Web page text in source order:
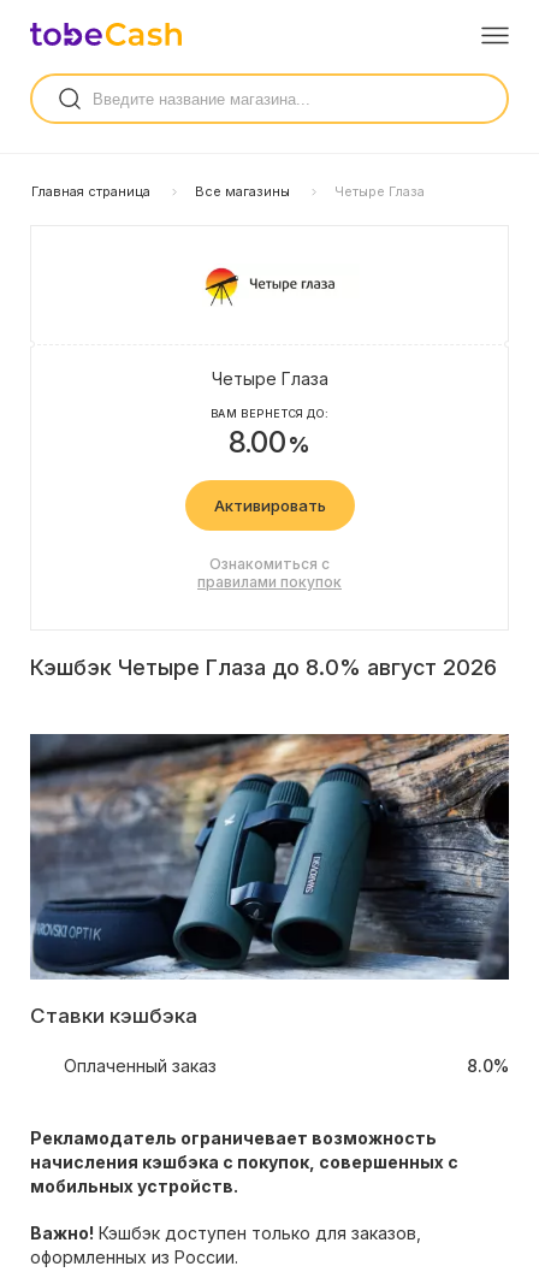
Главная страница Все магазины Четыре Глаза
Четыре Глаза
ВАМ ВЕРНЕТСЯ ДО:
8.00%
Активировать
Ознакомиться с
правилами покупок
Кэшбэк Четыре Глаза до 8.0% август 2026
Ставки кэшбэка
Оплаченный заказ 8.0%
Рекламодатель ограничевает возможность
начисления кэшбэка с покупок, совершенных с
мобильных устройств.
Важно! Кэшбэк доступен только для заказов,
оформленных из России.